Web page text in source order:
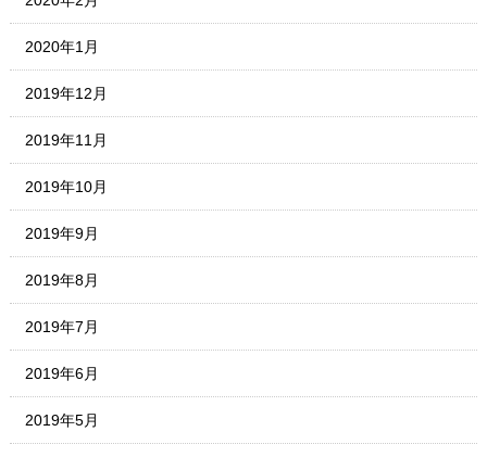
2020年1月
2019年12月
2019年11月
2019年10月
2019年9月
2019年8月
2019年7月
2019年6月
2019年5月